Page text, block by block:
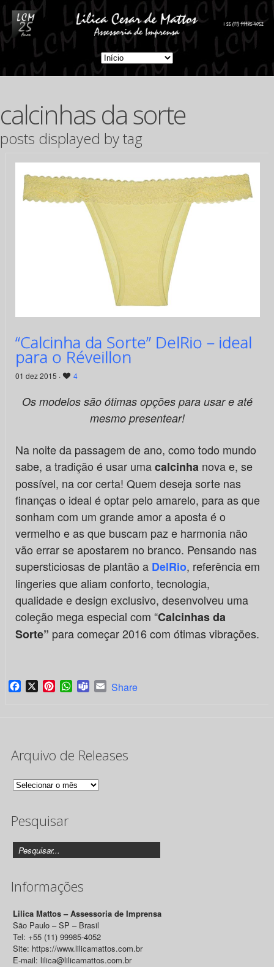
calcinhas da sorte
posts displayed by tag
“Calcinha da Sorte” DelRio – ideal
para o Réveillon
01 dez 2015 · 4
Os modelos são ótimas opções para usar e até
mesmo presentear!
Na noite da passagem de ano, como todo mundo
sabe, a tradição é usar umacalcinha nova e, se
possível, na cor certa! Quem deseja sorte nas
finanças o ideal é optar pelo amarelo, para as que
sonham com um grande amor a aposta é o
vermelho e as que buscam paz e harmonia não
vão errar se apostarem no branco. Pensando nas
supersticiosas de plantão a DelRio, referência em
lingeries que aliam conforto, tecnologia,
qualidade e design exclusivo, desenvolveu uma
coleção mega especial com “Calcinhas da
Sorte” para começar 2016 com ótimas vibrações.
Facebook
X PinterestWhatsApp
TeamsEmail
Share
Arquivo de Releases
Arquivo
Releases
Pesquisar
Informações
Lilica Mattos – Assessoria de Imprensa
São Paulo – SP – Brasil
Tel: +55 (11) 99985-4052
Site: https://www.lilicamattos.com.br
E-mail: lilica@lilicamattos.com.br